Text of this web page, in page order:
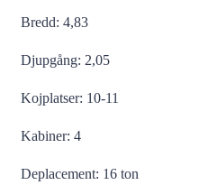
Bredd: 4,83
Djupgång: 2,05
Kojplatser: 10-11
Kabiner: 4
Deplacement: 16 ton